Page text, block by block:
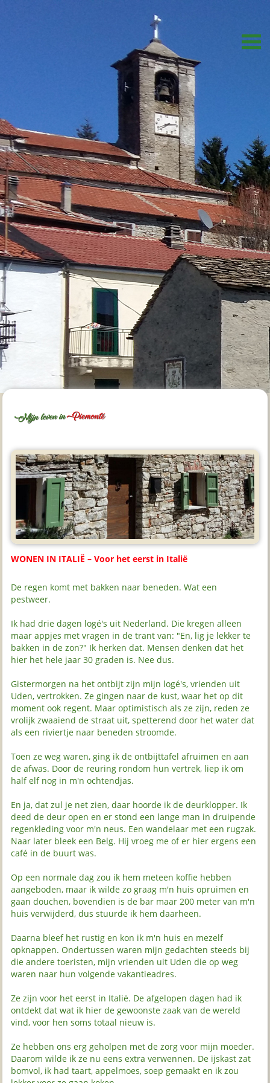
WONEN IN ITALIË – Voor het eerst in Italië
De regen komt met bakken naar beneden. Wat een
pestweer.
Ik had drie dagen logé's uit Nederland. Die kregen alleen
maar appjes met vragen in de trant van: "En, lig je lekker te
bakken in de zon?" Ik herken dat. Mensen denken dat het
hier het hele jaar 30 graden is. Nee dus.
Gistermorgen na het ontbijt zijn mijn logé's, vrienden uit
Uden, vertrokken. Ze gingen naar de kust, waar het op dit
moment ook regent. Maar optimistisch als ze zijn, reden ze
vrolijk zwaaiend de straat uit, spetterend door het water dat
als een riviertje naar beneden stroomde.
Toen ze weg waren, ging ik de ontbijttafel afruimen en aan
de afwas. Door de reuring rondom hun vertrek, liep ik om
half elf nog in m'n ochtendjas.
En ja, dat zul je net zien, daar hoorde ik de deurklopper. Ik
deed de deur open en er stond een lange man in druipende
regenkleding voor m'n neus. Een wandelaar met een rugzak.
Naar later bleek een Belg. Hij vroeg me of er hier ergens een
café in de buurt was.
Op een normale dag zou ik hem meteen koffie hebben
aangeboden, maar ik wilde zo graag m'n huis opruimen en
gaan douchen, bovendien is de bar maar 200 meter van m'n
huis verwijderd, dus stuurde ik hem daarheen.
Daarna bleef het rustig en kon ik m'n huis en mezelf
opknappen. Ondertussen waren mijn gedachten steeds bij
die andere toeristen, mijn vrienden uit Uden die op weg
waren naar hun volgende vakantieadres.
Ze zijn voor het eerst in Italië. De afgelopen dagen had ik
ontdekt dat wat ik hier de gewoonste zaak van de wereld
vind, voor hen soms totaal nieuw is.
Ze hebben ons erg geholpen met de zorg voor mijn moeder.
Daarom wilde ik ze nu eens extra verwennen. De ijskast zat
bomvol, ik had taart, appelmoes, soep gemaakt en ik zou